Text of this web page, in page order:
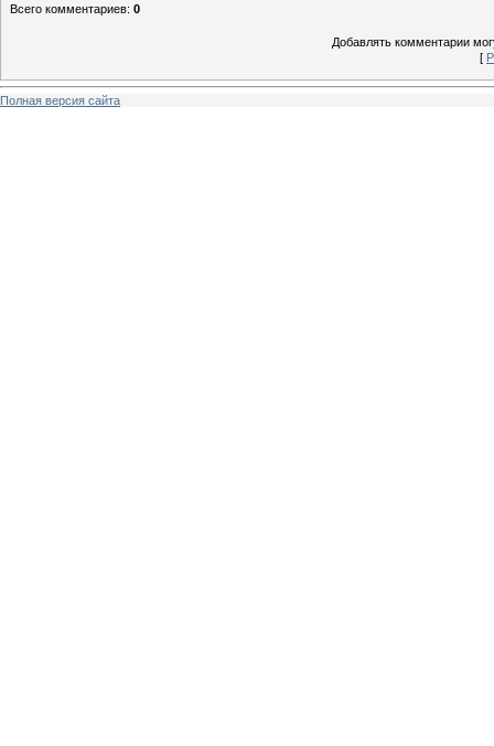
Всего комментариев: 0
Добавлять комментарии
[
Полная версия сайта